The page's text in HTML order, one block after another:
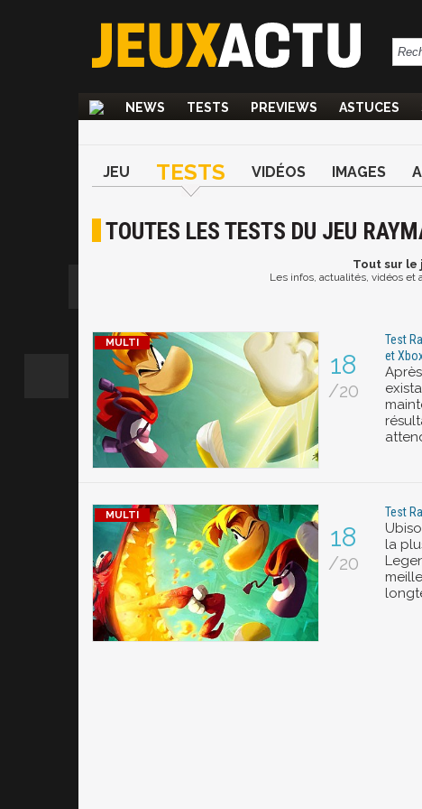
NEWS TESTS PREVIEWS ASTUCES
JEU TESTS VIDÉOS IMAGES
TOUTES LES TESTS DU JEU
Tout sur le
Les infos, actualités, vidéos et
18
/20
Test
et
18
/20
Test
la